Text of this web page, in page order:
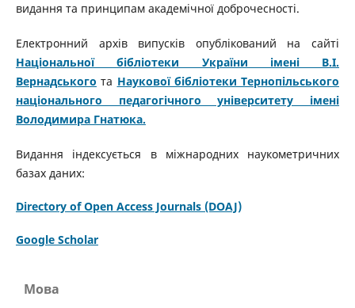
видання та принципам академічної доброчесності.
Електронний архів випусків опублікований на сайті
Національної бібліотеки України імені В.І.
Вернадського та Наукової бібліотеки Тернопільського
національного педагогічного університету імені
Володимира Гнатюка.
Видання індексується в міжнародних наукометричних
базах даних:
Directory of Open Access Journals (DOAJ)
Google Scholar
Мова